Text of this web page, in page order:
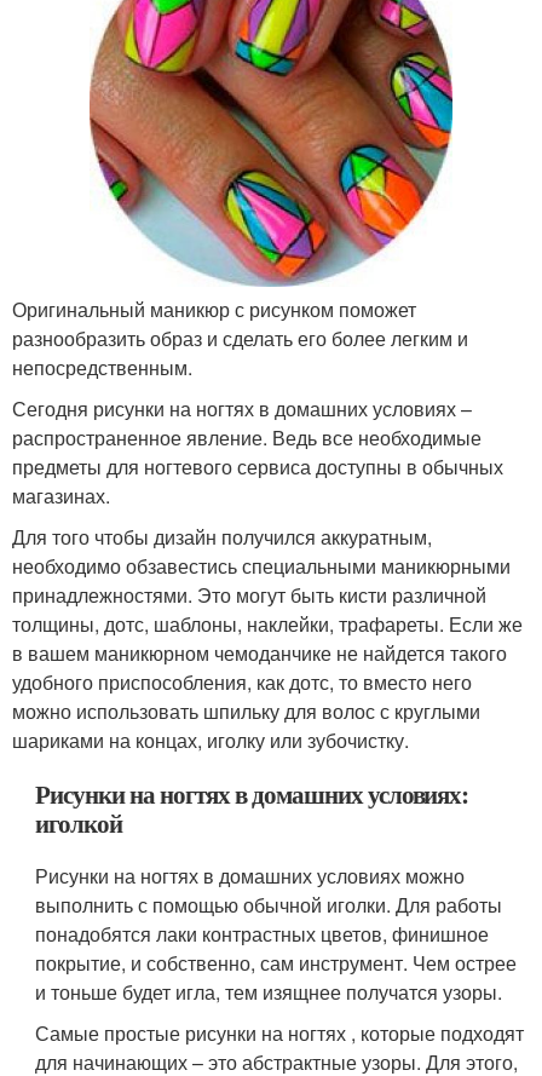
Оригинальный маникюр с рисунком поможет
разнообразить образ и сделать его более легким и
непосредственным.
Сегодня рисунки на ногтях в домашних условиях –
распространенное явление. Ведь все необходимые
предметы для ногтевого сервиса доступны в обычных
магазинах.
Для того чтобы дизайн получился аккуратным,
необходимо обзавестись специальными маникюрными
принадлежностями. Это могут быть кисти различной
толщины, дотс, шаблоны, наклейки, трафареты. Если же
в вашем маникюрном чемоданчике не найдется такого
удобного приспособления, как дотс, то вместо него
можно использовать шпильку для волос с круглыми
шариками на концах, иголку или зубочистку.
Рисунки на ногтях в домашних условиях:
иголкой
Рисунки на ногтях в домашних условиях можно
выполнить с помощью обычной иголки. Для работы
понадобятся лаки контрастных цветов, финишное
покрытие, и собственно, сам инструмент. Чем острее
и тоньше будет игла, тем изящнее получатся узоры.
Самые простые рисунки на ногтях , которые подходят
для начинающих – это абстрактные узоры. Для этого,